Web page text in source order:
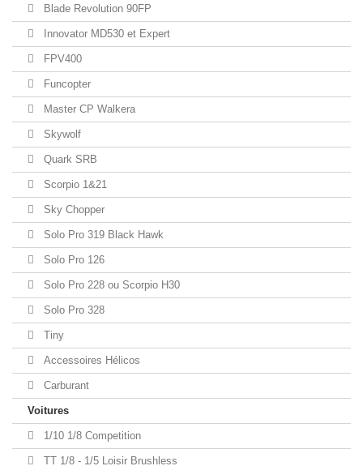
Blade Revolution 90FP
Innovator MD530 et Expert
FPV400
Funcopter
Master CP Walkera
Skywolf
Quark SRB
Scorpio 1&21
Sky Chopper
Solo Pro 319 Black Hawk
Solo Pro 126
Solo Pro 228 ou Scorpio H30
Solo Pro 328
Tiny
Accessoires Hélicos
Carburant
Voitures
1/10 1/8 Competition
TT 1/8 - 1/5 Loisir Brushless